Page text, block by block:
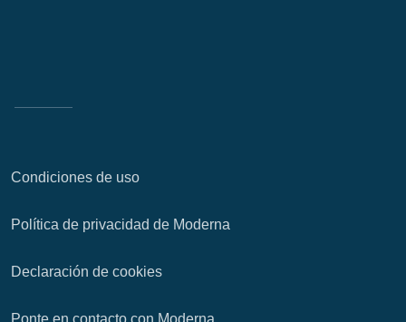
Condiciones de uso
Política de privacidad de Moderna
Declaración de cookies
Ponte en contacto con Moderna